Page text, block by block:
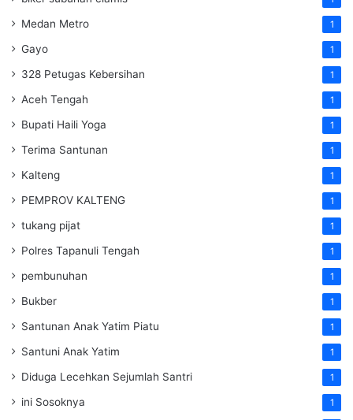
Medan Metro 1
Gayo 1
328 Petugas Kebersihan 1
Aceh Tengah 1
Bupati Haili Yoga 1
Terima Santunan 1
Kalteng 1
PEMPROV KALTENG 1
tukang pijat 1
Polres Tapanuli Tengah 1
pembunuhan 1
Bukber 1
Santunan Anak Yatim Piatu 1
Santuni Anak Yatim 1
Diduga Lecehkan Sejumlah Santri 1
ini Sosoknya 1